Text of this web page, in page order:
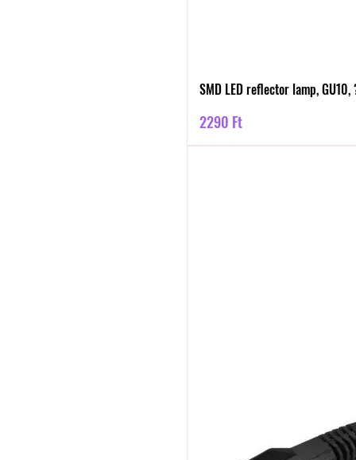
SMD LED reflector lamp,
Ár
2290 Ft